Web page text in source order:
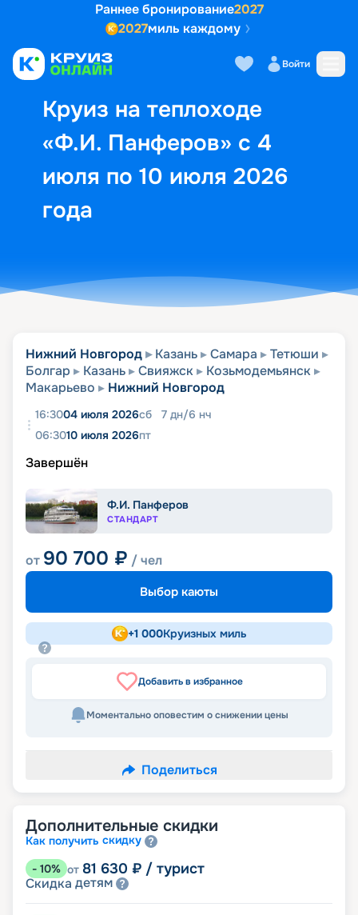
Раннее бронирование2027
2027миль каждому
Войти
Круиз на теплоходе
«Ф.И. Панферов» с 4
июля по 10 июля 2026
года
Выбор кают Маршрут и
Нижний Новгород Казань Самара
Тетюши
Болгар
Казань Свияжск
Козьмодемьянск
Макарьево
Нижний Новгород
16:3004 июля 2026сб 7 дн/6 нч
06:3010 июля 2026пт
Завершён
Ф.И. Панферов
СТАНДАРТ
от 90 700 ₽ / чел
Выбор каюты
+1 000Круизных миль
Добавить в избранное
Моментально оповестим о снижении цены
Поделиться
Дополнительные скидки
Как получить скидку
- 10% от 81 630 ₽ / турист
Скидка детям